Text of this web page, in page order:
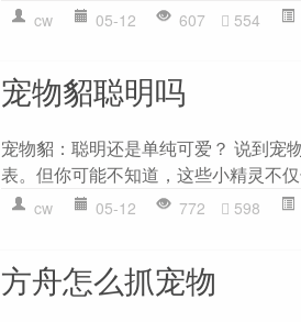
cw 05-12 607 554
宠物貂聪明吗
宠物貂：聪明还是单纯可爱？ 说到宠
表。但你可能不知道，这些小精灵不
cw 05-12 772 598
方舟怎么抓宠物